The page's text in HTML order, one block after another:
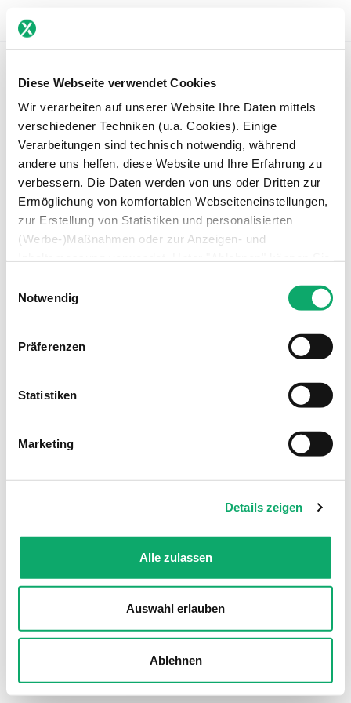
Diese Webseite verwendet Cookies
Wir verarbeiten auf unserer Website Ihre Daten mittels
verschiedener Techniken (u.a. Cookies). Einige
Verarbeitungen sind technisch notwendig, während
andere uns helfen, diese Website und Ihre Erfahrung zu
verbessern. Die Daten werden von uns oder Dritten zur
Ermöglichung von komfortablen Webseiteneinstellungen,
zur Erstellung von Statistiken und personalisierten
(Werbe-)Maßnahmen oder zur Anzeigen- und
zulassen. Unter “Auswahl erlauben” können Sie einzelne
Verwendungszwecke zulassen. Sie können Ihre Auswahl
jederzeit in den Einstellungen widerrufen oder anpassen.
Weitere Informationen über die Verarbeitung Ihrer Daten
Notwendig
Präferenzen
Statistiken
Marketing
Details zeigen
Alle zulassen
Auswahl erlauben
Ablehnen
Welcome
Email
Password